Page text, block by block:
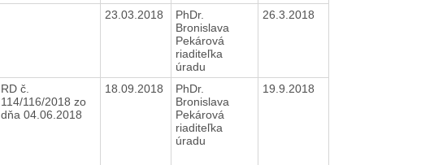
23.03.2018
PhDr.
Bronislava
Pekárová
riaditeľka
úradu
26.3.2018
RD č.
114/116/2018 zo
dňa 04.06.2018
18.09.2018
PhDr.
Bronislava
Pekárová
riaditeľka
úradu
19.9.2018